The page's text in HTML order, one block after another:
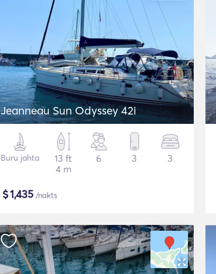
Jeanneau Sun Odyssey 42i
Buru jahta
13 ft
4 m
6 3 3
$1,435 /nakts